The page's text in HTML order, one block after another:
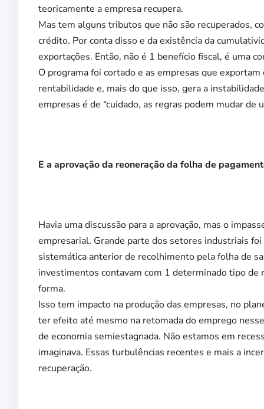
teoricamente a empresa recupera.
Mas tem alguns tributos que não são recuperados,
crédito. Por conta disso e da existência da
exportações. Então, não é 1 benefício fiscal, é uma
O programa foi cortado e as empresas que
rentabilidade e, mais do que isso, gera a
empresas é de “cuidado, as regras podem mudar de
E a aprovação da reoneração da folha de
Havia uma discussão para a aprovação, mas o
empresarial. Grande parte dos setores industriais
sistemática anterior de recolhimento pela folha de
investimentos contavam com 1 determinado tipo
forma.
Isso tem impacto na produção das empresas, no
ter efeito até mesmo na retomada do emprego
de economia semiestagnada. Não estamos em
imaginava. Essas turbulências recentes e mais a
recuperação.